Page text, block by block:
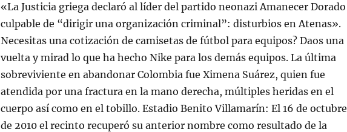
«La Justicia griega declaró al líder del partido neonazi Amanecer Dorado
culpable de “dirigir una organización criminal”: disturbios en Atenas».
Necesitas una cotización de camisetas de fútbol para equipos? Daos una
vuelta y mirad lo que ha hecho Nike para los demás equipos. La última
sobreviviente en abandonar Colombia fue Ximena Suárez, quien fue
atendida por una fractura en la mano derecha, múltiples heridas en el
cuerpo así como en el tobillo. Estadio Benito Villamarín: El 16 de octubre
de 2010 el recinto recuperó su anterior nombre como resultado de la